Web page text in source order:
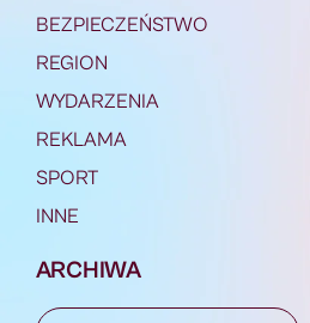
BEZPIECZEŃSTWO
REGION
WYDARZENIA
REKLAMA
SPORT
INNE
ARCHIWA